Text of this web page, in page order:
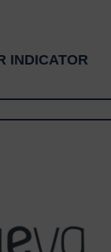
INDICATOR